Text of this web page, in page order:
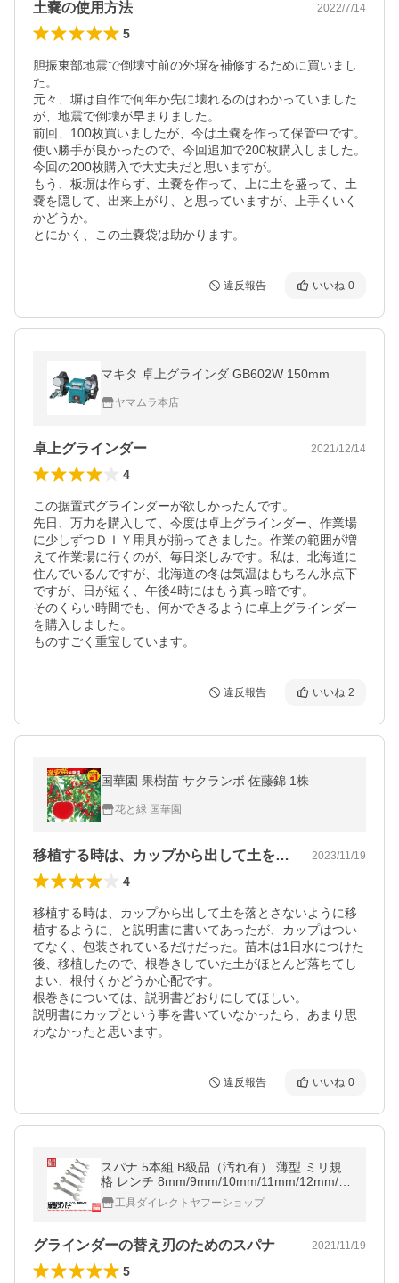
土嚢の使用方法 2022/7/14
5
胆振東部地震で倒壊寸前の外塀を補修するために買いまし
た。
元々、塀は自作で何年か先に壊れるのはわかっていました
が、地震で倒壊が早まりました。
前回、100枚買いましたが、今は土嚢を作って保管中です。
使い勝手が良かったので、今回追加で200枚購入しました。
今回の200枚購入で大丈夫だと思いますが。
もう、板塀は作らず、土嚢を作って、上に土を盛って、土
嚢を隠して、出来上がり、と思っていますが、上手くいく
かどうか。
とにかく、この土嚢袋は助かります。
違反報告 いいね 0
マキタ 卓上グラインダ GB602W 150mm
ヤマムラ本店
卓上グラインダー 2021/12/14
4
この据置式グラインダーが欲しかったんです。
先日、万力を購入して、今度は卓上グラインダー、作業場
に少しずつＤＩＹ用具が揃ってきました。作業の範囲が増
えて作業場に行くのが、毎日楽しみです。私は、北海道に
住んでいるんですが、北海道の冬は気温はもちろん氷点下
ですが、日が短く、午後4時にはもう真っ暗です。
そのくらい時間でも、何かできるように卓上グラインダー
を購入しました。
ものすごく重宝しています。
違反報告 いいね 2
国華園 果樹苗 サクランボ 佐藤錦 1株
花と緑 国華園
移植する時は、カップから出して土を落と… 2023/11/19
4
移植する時は、カップから出して土を落とさないように移
植するように、と説明書に書いてあったが、カップはつい
てなく、包装されているだけだった。苗木は1日水につけた
後、移植したので、根巻きしていた土がほとんど落ちてし
まい、根付くかどうか心配です。
根巻きについては、説明書どおりにしてほしい。
説明書にカップという事を書いていなかったら、あまり思
わなかったと思います。
違反報告 いいね 0
スパナ 5本組 B級品（汚れ有） 薄型 ミリ規
格 レンチ 8mm/9mm/10mm/11mm/12mm/1
3mm/14mm/15mm/16mm/17mm 送料無料
工具ダイレクトヤフーショップ
グラインダーの替え刃のためのスパナ 2021/11/19
5